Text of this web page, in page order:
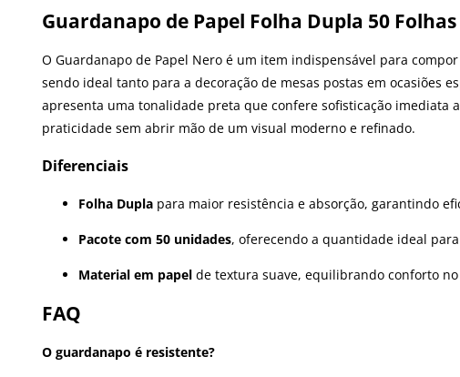
Guardanapo de Papel Folha Dupla 50
O Guardanapo de Papel Nero é um item indispensável para
sendo ideal tanto para a decoração de mesas postas em ocasiões
apresenta uma tonalidade preta que confere sofisticação imediata
praticidade sem abrir mão de um visual moderno e refinado.
Diferenciais
Folha Dupla para maior resistência e absorção, garantindo
Pacote com 50 unidades, oferecendo a quantidade ideal
Material em papel de textura suave, equilibrando conforto
FAQ
O guardanapo é resistente?